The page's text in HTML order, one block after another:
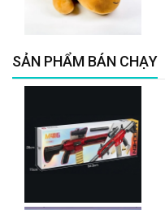
SẢN PHẨM BÁN CHẠY